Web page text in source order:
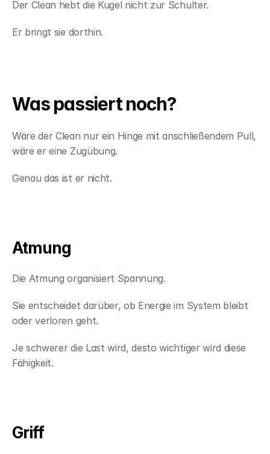
Der Clean hebt die Kugel nicht zur Schulter.
Er bringt sie dorthin.
Was passiert noch?
Wäre der Clean nur ein Hinge mit anschließendem Pull,
wäre er eine Zugübung.
Genau das ist er nicht.
Atmung
Die Atmung organisiert Spannung.
Sie entscheidet darüber, ob Energie im System bleibt
oder verloren geht.
Je schwerer die Last wird, desto wichtiger wird diese
Fähigkeit.
Griff